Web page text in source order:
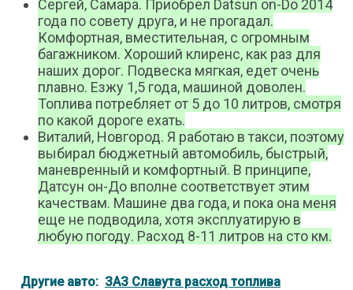
Сергей, Самара. Приобрел Datsun on-Dо 2014
года по совету друга, и не прогадал.
Комфортная, вместительная, с огромным
багажником. Хороший клиренс, как раз для
наших дорог. Подвеска мягкая, едет очень
плавно. Езжу 1,5 года, машиной доволен.
Топлива потребляет от 5 до 10 литров, смотря
по какой дороге ехать.
Виталий, Новгород. Я работаю в такси, поэтому
выбирал бюджетный автомобиль, быстрый,
маневренный и комфортный. В принципе,
Датсун он-До вполне соответствует этим
качествам. Машине два года, и пока она меня
еще не подводила, хотя эксплуатирую в
любую погоду. Расход 8-11 литров на сто км.
Другие авто: ЗАЗ Славута расход топлива